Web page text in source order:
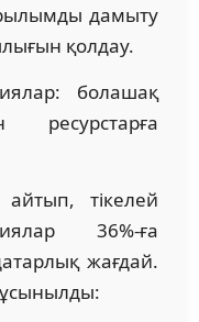
дамыту
қолдау.
болашақ
ресурстарға
тікелей
36%-ға
жағдай.